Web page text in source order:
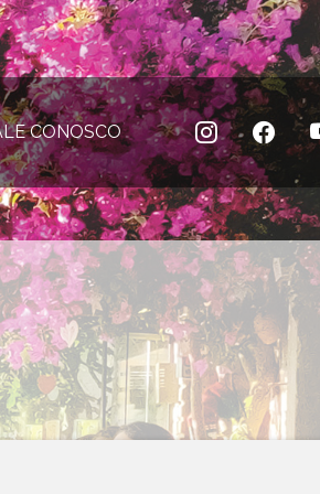
atual)CONOSCO(página atual)